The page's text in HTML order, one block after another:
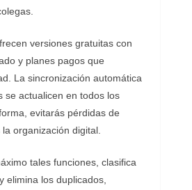
versiones gratuitas con
y planes pagos que
La sincronización automática
se actualicen en todos los
evitarás pérdidas de
organización digital.
tales funciones, clasifica
elimina los duplicados,